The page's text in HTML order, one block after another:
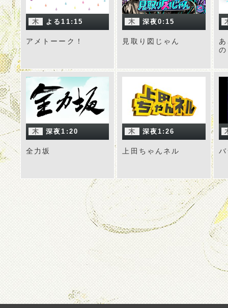
木 よる11:15
アメトーーク！
木 深夜0:15
見取り図じゃん
木 深夜1:20
全力坂
木 深夜1:26
上田ちゃんネル